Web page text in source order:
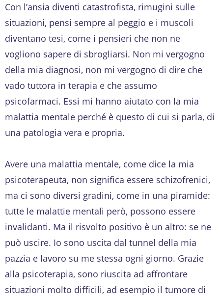
Con l’ansia diventi catastrofista, rimugini sulle
situazioni, pensi sempre al peggio e i muscoli
diventano tesi, come i pensieri che non ne
vogliono sapere di sbrogliarsi. Non mi vergogno
della mia diagnosi, non mi vergogno di dire che
vado tuttora in terapia e che assumo
psicofarmaci. Essi mi hanno aiutato con la mia
malattia mentale perché è questo di cui si parla, di
una patologia vera e propria.
Avere una malattia mentale, come dice la mia
psicoterapeuta, non significa essere schizofrenici,
ma ci sono diversi gradini, come in una piramide:
tutte le malattie mentali però, possono essere
invalidanti. Ma il risvolto positivo è un altro: se ne
può uscire. Io sono uscita dal tunnel della mia
pazzia e lavoro su me stessa ogni giorno. Grazie
alla psicoterapia, sono riuscita ad affrontare
situazioni molto difficili, ad esempio il tumore di